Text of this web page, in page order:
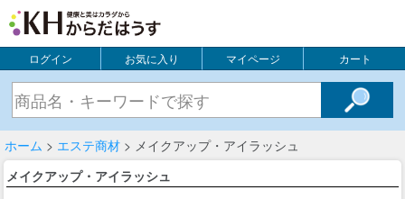
ログイン お気に入り マイページ カート
ホーム > エステ商材 > メイクアップ・アイラッシュ
メイクアップ・アイラッシュ